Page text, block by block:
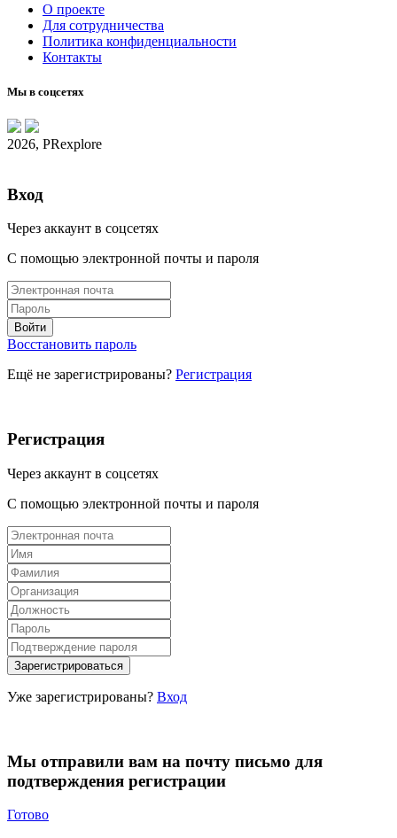
О проекте
Для сотрудничества
Политика конфиденциальности
Контакты
Мы в соцсетях
2026, PRexplore
Вход
Через аккаунт в соцсетях
С помощью электронной почты и пароля
Восстановить пароль
Ещё не зарегистрированы? Регистрация
Регистрация
Через аккаунт в соцсетях
С помощью электронной почты и пароля
Уже зарегистрированы? Вход
Мы отправили вам на почту письмо для
подтверждения регистрации
Готово